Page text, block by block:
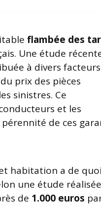
flambée des
Une étude
à divers
prix des pièces
sinistres. Ce
et les
de ces
habitation a de quoi
une étude
de 1.000 euros